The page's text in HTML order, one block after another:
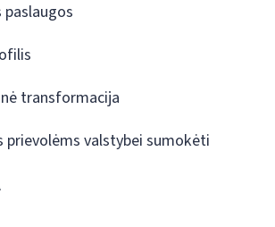
transformacija
prievolėms valstybei sumokėti